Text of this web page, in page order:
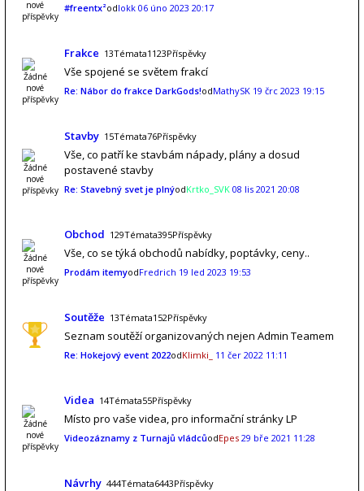
#freentx²odlokk 06 úno 2023 20:17
Frakce 13Témata1123Příspěvky
Vše spojené se světem frakcí
Re: Nábor do frakce DarkGods!odMathySK 19 črc 2023 19:15
Stavby 15Témata76Příspěvky
Vše, co patří ke stavbám nápady, plány a dosud
postavené stavby
Re: Stavebný svet je plnýodKrtko_SVK 08 lis 2021 20:08
Obchod 129Témata395Příspěvky
Vše, co se týká obchodů nabídky, poptávky, ceny..
Prodám itemyodFredrich 19 led 2023 19:53
Soutěže 13Témata152Příspěvky
Seznam soutěží organizovaných nejen Admin Teamem
Re: Hokejový event 2022odKlimki_ 11 čer 2022 11:11
Videa 14Témata55Příspěvky
Místo pro vaše videa, pro informační stránky LP
Videozáznamy z Turnajů vládcůodEpes 29 bře 2021 11:28
Návrhy 444Témata6443Příspěvky